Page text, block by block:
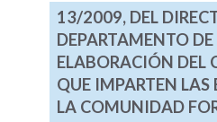
13/2009, DEL
DEPARTAMENTO
ELABORACIÓN DEL
QUE IMPARTEN LAS
LA COMUNIDAD